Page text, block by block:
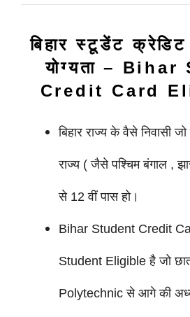
बिहार स्टूडेंट क्रेडिट
योग्यता– Bihar
Credit Card
बिहार राज्य के वैसे निवासी जो
राज्य ( जैसे पश्चिम बंगाल ,
से 12 वीं पास हो।
Bihar Student Credit
Student Eligible है जो
Polytechnic से आगे की